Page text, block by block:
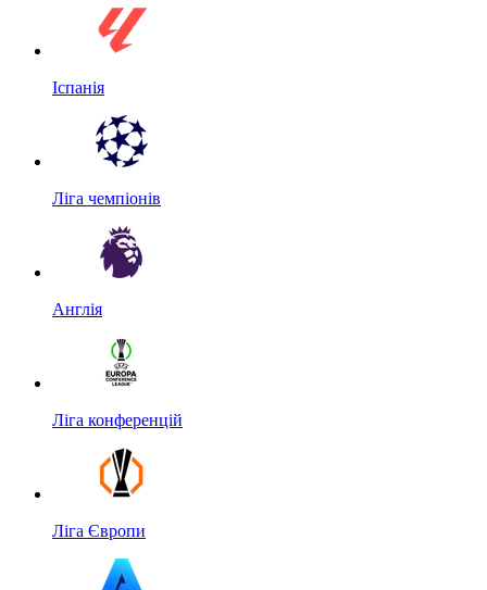
Іспанія
Ліга чемпіонів
Англія
Ліга конференцій
Ліга Європи